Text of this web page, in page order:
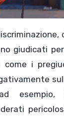
giudicati
i